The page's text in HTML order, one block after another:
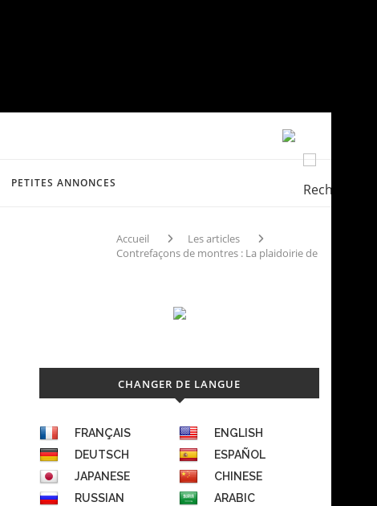
PETITES ANNONCES
Accueil
Les articles
Contrefaçons de montres : La plaidoirie de
CHANGER DE LANGUE
FRANÇAIS
ENGLISH
DEUTSCH
ESPAÑOL
JAPANESE
CHINESE
RUSSIAN
ARABIC